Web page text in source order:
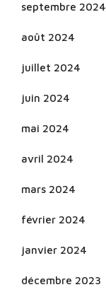
septembre 2024
août 2024
juillet 2024
juin 2024
mai 2024
avril 2024
mars 2024
février 2024
janvier 2024
décembre 2023